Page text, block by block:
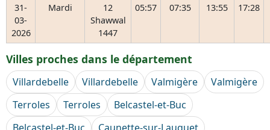
31-
03-
2026
Mardi
12
Shawwal
1447
05:57 07:35 13:55 17:28
Villes proches dans le département
Villardebelle Villardebelle Valmigère
Valmigère
Terroles
Terroles
Belcastel-et-Buc